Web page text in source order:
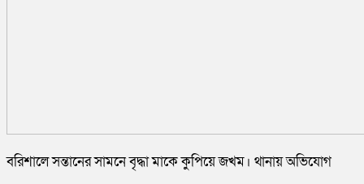
বরিশালে সন্তানের সামনে বৃদ্ধা মাকে কুপিয়ে জখম। থানায় অভিযোগ